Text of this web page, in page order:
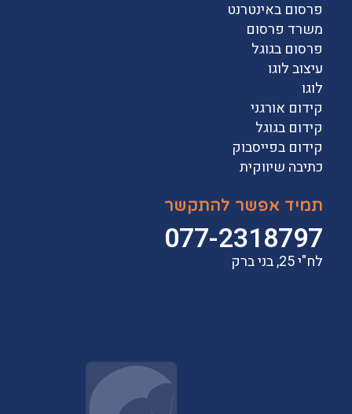
פרסום באינטרנט
משרד פרסום
פרסום בגוגל
עיצוב לוגו
לוגו
קידום אורגני
קידום בגוגל
קידום בפייסבוק
כתיבה שיווקית
תמיד אפשר להתקשר
077-2318797
לח"י 25, בני ברק